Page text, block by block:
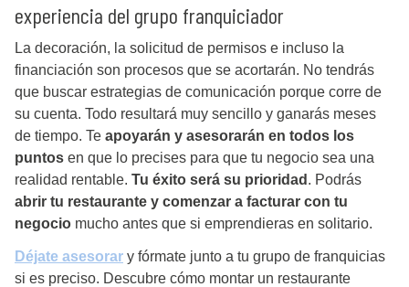
experiencia del grupo franquiciador
La decoración, la solicitud de permisos e incluso la
financiación son procesos que se acortarán. No tendrás
que buscar estrategias de comunicación porque corre de
su cuenta. Todo resultará muy sencillo y ganarás meses
de tiempo. Te apoyarán y asesorarán en todos los
puntos en que lo precises para que tu negocio sea una
realidad rentable. Tu éxito será su prioridad . Podrás
abrir tu restaurante y comenzar a facturar con tu
negocio mucho antes que si emprendieras en solitario.
Déjate asesorar y fórmate junto a tu grupo de franquicias
si es preciso. Descubre cómo montar un restaurante